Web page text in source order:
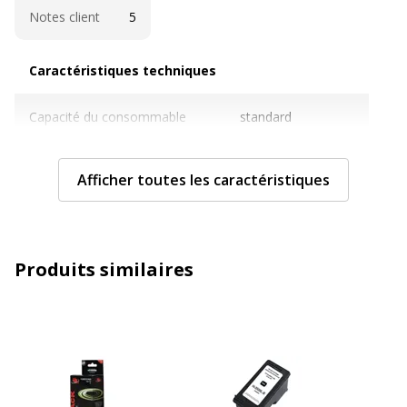
Notes client 5
Caractéristiques techniques
Capacité du consommable standard
Cartouches de marque Non
Type de consommable Cartouche de toner
Afficher toutes les caractéristiques
Produits similaires